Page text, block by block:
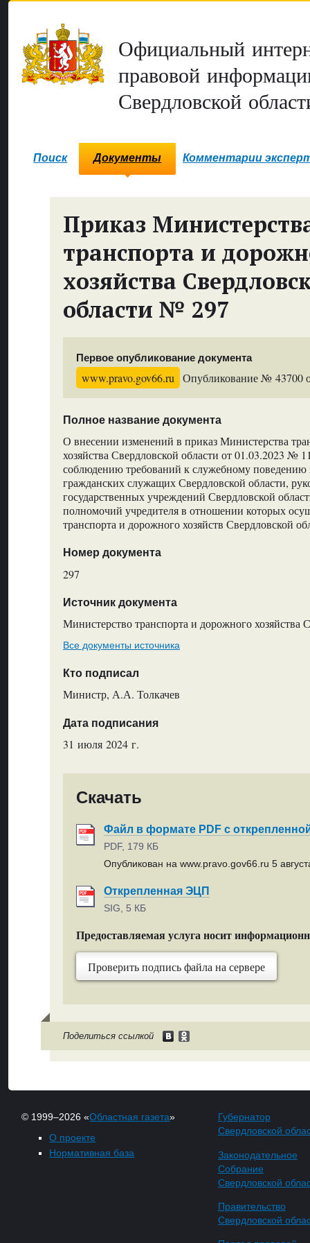
Официальный
правовой
Свердловской
Поиск Документы Комментарии
Приказ
транспорта и
хозяйства
области № 297
Первое опубликование документа
www.pravo.gov66.ru Опубликование № 43700
Полное название документа
О внесении изменений в приказ Министерства
хозяйства Свердловской области от 01.03.2023 №
соблюдению требований к служебному поведению
гражданских служащих Свердловской области,
государственных учреждений Свердловской
полномочий учредителя в отношении которых
транспорта и дорожного хозяйств Свердловской
Номер документа
297
Источник документа
Министерство транспорта и дорожного хозяйства
Все документы источника
Кто подписал
Министр, А.А. Толкачев
Дата подписания
31 июля 2024 г.
Скачать
Файл в формате PDF с
PDF, 179 КБ
Опубликован на www.pravo.gov66.ru 5
Открепленная ЭЦП
SIG, 5 КБ
Предоставляемая услуга носит
Проверить подпись файла на сервере
Поделиться ссылкой
© 1999–2026 «Областная газета»
О проекте
Нормативная база
Губернатор
Свердловской
Законодательное
Собрание
Свердловской
Правительство
Свердловской